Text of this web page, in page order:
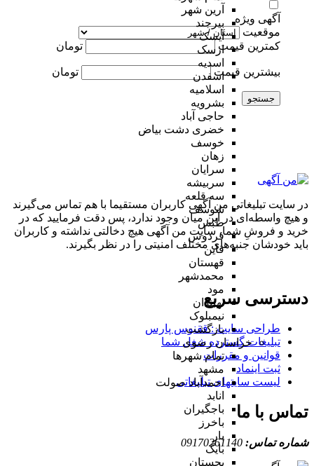
آرین شهر
بیرجند
آیسک
ارسک
اسدیه
اسفدن
اسلامیه
بشرویه
حاجی آباد
خضری دشت بیاض
خوسف
زهان
سرایان
سربیشه
سه قلعه
شوسف
طبس
فردوس
قاین
قهستان
محمدشهر
مود
نهبندان
نیمبلوک
بازگشت
خراسان رضوی
تمام شهر‌ها
مشهد
احمدآباد صولت
انابد
باجگیران
باخرز
بار
بایگ
بجستان
آگهی ویژه
موقعیت
کمترین قیمت
تومان
بیشترین قیمت تومان
جستجو
در سایت تبلیغاتی من آگهی کاربران مستقیما با هم تماس می‌گیرند
و هیچ واسطه‌ای در این میان وجود ندارد، پس دقت فرمایید که در
خرید و فروشِ شما، سایت من آگهی هیچ دخالتی نداشته و کاربران
باید خودشان جنبه‌های مختلف امنیتی را در نظر بگیرند.
دسترسی سریع
طراحی سایت :‌ ققنوس پارس
تبلیغات گسترده شغل شما
قوانین و مقررات
ثبت اینماد
لیست سایتهای تبلیغاتی
تماس با ما
شماره تماس: 09170261140